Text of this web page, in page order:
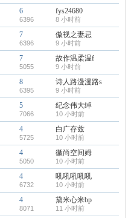
6
6396
fys24680
8 小时前
7
6396
傲视之妻忌
9 小时前
7
5055
故作温柔温f
9 小时前
8
6395
诗人路漫漫路s
9 小时前
5
7066
纪念伟大绰
10 小时前
4
5725
白广存兹
10 小时前
4
5050
徽尚空间姆
10 小时前
4
6732
吼吼吼吼吼
10 小时前
4
8071
黛米心米bp
11 小时前